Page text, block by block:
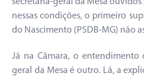
nessas condições, o primeiro
do Nascimento (PSDB-MG) não
Já na Câmara, o entendimento
geral da Mesa é outro. Lá, a